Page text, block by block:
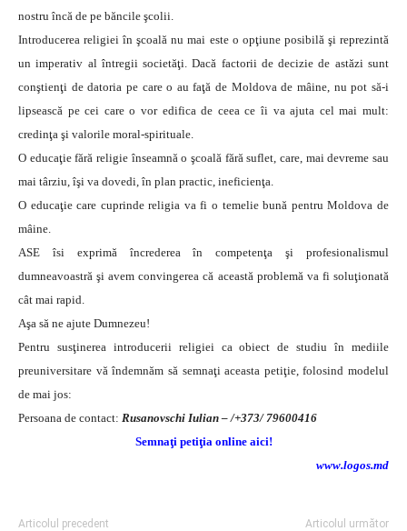
nostru încă de pe băncile şcolii.
Introducerea religiei în şcoală nu mai este o opţiune posibilă şi reprezintă
un imperativ al întregii societăţi. Dacă factorii de decizie de astăzi sunt
conştienţi de datoria pe care o au faţă de Moldova de mâine, nu pot să-i
lipsească pe cei care o vor edifica de ceea ce îi va ajuta cel mai mult:
credinţa şi valorile moral-spirituale.
O educaţie fără religie înseamnă o şcoală fără suflet, care, mai devreme sau
mai târziu, îşi va dovedi, în plan practic, ineficienţa.
O educaţie care cuprinde religia va fi o temelie bună pentru Moldova de
mâine.
ASE îsi exprimă încrederea în competenţa şi profesionalismul
dumneavoastră şi avem convingerea că această problemă va fi soluţionată
cât mai rapid.
Aşa să ne ajute Dumnezeu!
Pentru susţinerea introducerii religiei ca obiect de studiu în mediile
preuniversitare vă îndemnăm să semnaţi aceasta petiţie, folosind modelul
de mai jos:
Persoana de contact: Rusanovschi Iulian – /+373/ 79600416
Semnaţi petiţia online aici!
www.logos.md
Articolul precedent Articolul următor